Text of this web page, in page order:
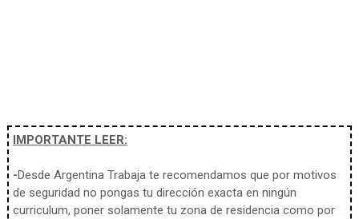
IMPORTANTE LEER:
-Desde Argentina Trabaja te recomendamos que por motivos
de seguridad no pongas tu dirección exacta en ningún
curriculum, poner solamente tu zona de residencia como por